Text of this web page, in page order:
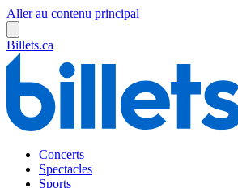
Aller au contenu principal
Billets.ca
Concerts
Spectacles
Sports